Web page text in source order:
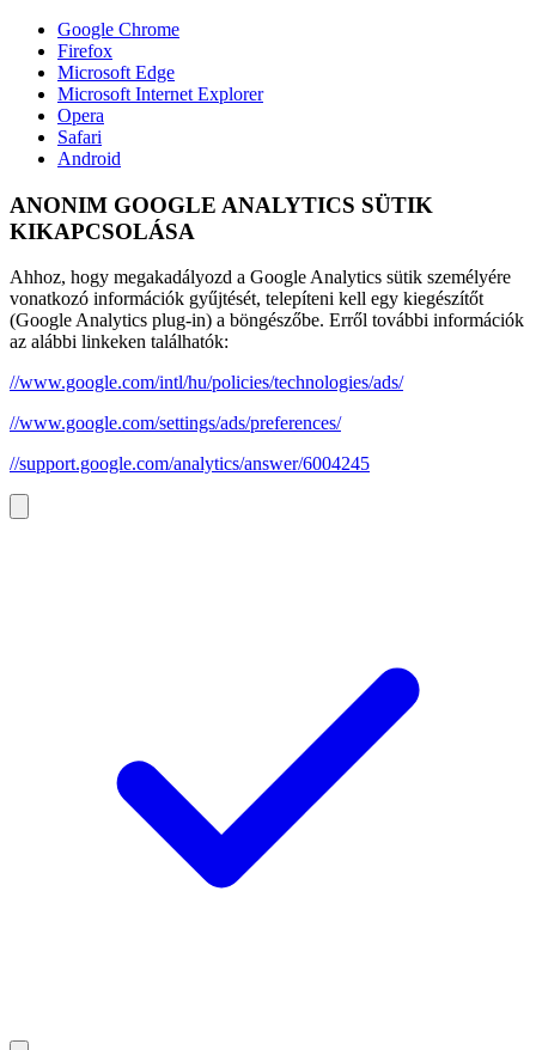
Google Chrome
Firefox
Microsoft Edge
Microsoft Internet Explorer
Opera
Safari
Android
ANONIM GOOGLE ANALYTICS SÜTIK
KIKAPCSOLÁSA
Ahhoz, hogy megakadályozd a Google Analytics sütik személyére
vonatkozó információk gyűjtését, telepíteni kell egy kiegészítőt
(Google Analytics plug-in) a böngészőbe. Erről további információk
az alábbi linkeken találhatók:
//www.google.com/intl/hu/policies/technologies/ads/
//www.google.com/settings/ads/preferences/
//support.google.com/analytics/answer/6004245